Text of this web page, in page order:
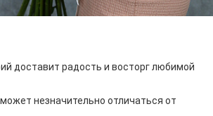
доставит радость и восторг любимой
незначительно отличаться от